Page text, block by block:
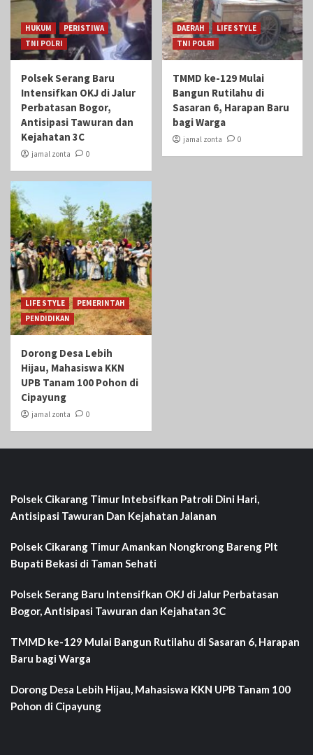
HUKUM
PERISTIWA
TNI POLRI
Polsek Serang Baru
Intensifkan OKJ di Jalur
Perbatasan Bogor,
Antisipasi Tawuran dan
Kejahatan 3C
jamal zonta 0
DAERAH
LIFE STYLE
TNI POLRI
TMMD ke-129 Mulai
Bangun Rutilahu di
Sasaran 6, Harapan Baru
bagi Warga
jamal zonta 0
LIFE STYLE
PEMERINTAH
PENDIDIKAN
Dorong Desa Lebih
Hijau, Mahasiswa KKN
UPB Tanam 100 Pohon di
Cipayung
jamal zonta 0
Polsek Cikarang Timur Intebsifkan Patroli Dini Hari,
Antisipasi Tawuran Dan Kejahatan Jalanan
Polsek Cikarang Timur Amankan Nongkrong Bareng Plt
Bupati Bekasi di Taman Sehati‎
Polsek Serang Baru Intensifkan OKJ di Jalur Perbatasan
Bogor, Antisipasi Tawuran dan Kejahatan 3C
TMMD ke-129 Mulai Bangun Rutilahu di Sasaran 6, Harapan
Baru bagi Warga
Dorong Desa Lebih Hijau, Mahasiswa KKN UPB Tanam 100
Pohon di Cipayung